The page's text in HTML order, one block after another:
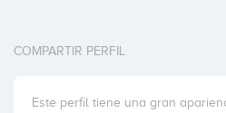
COMPARTIR PERFIL
Este perfil tiene una gran